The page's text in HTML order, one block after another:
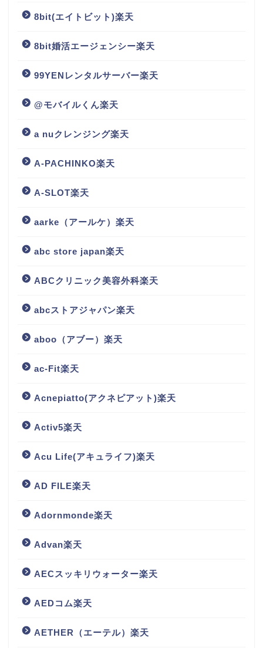
8bit(エイトビット)楽天
8bit婚活エージェンシー楽天
99YENレンタルサーバー楽天
@モバイルくん楽天
a nuクレンジング楽天
A-PACHINKO楽天
A-SLOT楽天
aarke（アールケ）楽天
abc store japan楽天
ABCクリニック美容外科楽天
abcストアジャパン楽天
aboo（アブー）楽天
ac-Fit楽天
Acnepiatto(アクネピアット)楽天
Activ5楽天
Acu Life(アキュライフ)楽天
AD FILE楽天
Adornmonde楽天
Advan楽天
AECスッキリウォーター楽天
AEDコム楽天
AETHER（エーテル）楽天